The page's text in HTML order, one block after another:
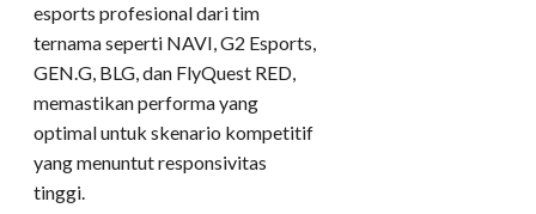
esports profesional dari tim
ternama seperti NAVI, G2 Esports,
GEN.G, BLG, dan FlyQuest RED,
memastikan performa yang
optimal untuk skenario kompetitif
yang menuntut responsivitas
tinggi.